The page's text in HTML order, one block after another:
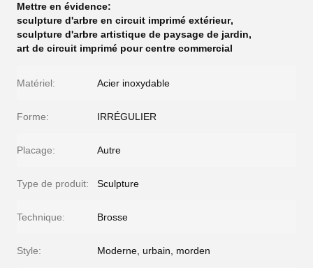
Mettre en évidence:
sculpture d'arbre en circuit imprimé extérieur,
sculpture d'arbre artistique de paysage de jardin,
art de circuit imprimé pour centre commercial
Matériel: Acier inoxydable
Forme: IRRÉGULIER
Placage: Autre
Type de produit: Sculpture
Technique: Brosse
Style: Moderne, urbain, morden